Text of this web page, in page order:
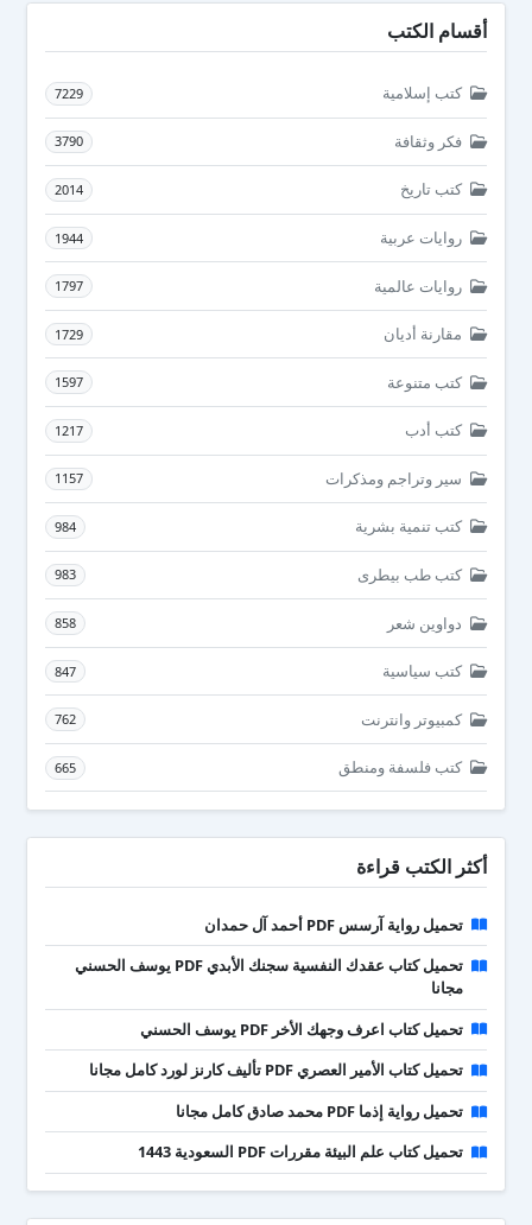
أقسام الكتب
كتب إسلامية 7229
فكر وثقافة 3790
كتب تاريخ 2014
روايات عربية 1944
روايات عالمية 1797
مقارنة أديان 1729
كتب متنوعة 1597
كتب أدب 1217
سير وتراجم ومذكرات 1157
كتب تنمية بشرية 984
كتب طب بيطرى 983
دواوين شعر 858
كتب سياسية 847
كمبيوتر وانترنت 762
كتب فلسفة ومنطق 665
أكثر الكتب قراءة
تحميل رواية آرسس PDF أحمد آل حمدان
تحميل كتاب عقدك النفسية سجنك الأبدي PDF يوسف الحسني
مجانا
تحميل كتاب اعرف وجهك الأخر PDF يوسف الحسني
تحميل كتاب الأمير العصري PDF تأليف كارنز لورد كامل مجانا
تحميل رواية إذما PDF محمد صادق كامل مجانا
تحميل كتاب علم البيئة مقررات PDF السعودية 1443